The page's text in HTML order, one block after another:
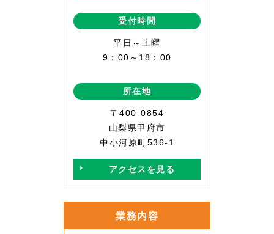
受付時間
平日～土曜
9：00～18：00
所在地
〒400-0854
山梨県甲府市
中小河原町536-1
アクセスを見る
業務内容